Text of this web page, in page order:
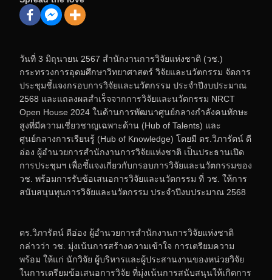
วันที่ 3 มิถุนายน 2567 สำนักงานการวิจัยแห่งชาติ (วช.)
กระทรวงการอุดมศึกษาวิทยาศาสตร์ วิจัยและนวัตกรรม จัดการ
ประชุมชี้แจงกรอบการวิจัยและนวัตกรรม ประจำปีงบประมาณ
2568 และแถลงผลสำเร็จจากการวิจัยและนวัตกรรม NRCT
Open House 2024 ในด้านการพัฒนาศูนย์กลางกำลังคนทักษะ
สูงที่มีความเชี่ยวชาญเฉพาะด้าน (Hub of Talents) และ
ศูนย์กลางการเรียนรู้ (Hub of Knowledge) โดยมี ดร.วิภารัตน์ ดี
อ่อง ผู้อำนวยการสำนักงานการวิจัยแห่งชาติ เป็นประธานเปิด
การประชุมฯ เพื่อชี้แจงเกี่ยวกับกรอบการวิจัยและนวัตกรรมของ
วช. พร้อมการรับข้อเสนอการวิจัยและนวัตกรรม ที่ วช. ให้การ
สนับสนุนทุนการวิจัยและนวัตกรรม ประจำปีงบประมาณ 2568
ดร.วิภารัตน์ ดีอ่อง ผู้อำนวยการสำนักงานการวิจัยแห่งชาติ
กล่าวว่า วช. มุ่งเน้นการสร้างความเข้าใจ การเตรียมความ
พร้อม ให้แก่ นักวิจัย ผู้บริหารและผู้ประสานงานของหน่วยวิจัย
ในการเตรียมข้อเสนอการวิจัย ที่มุ่งเน้นการสนับสนุนให้เกิดการ